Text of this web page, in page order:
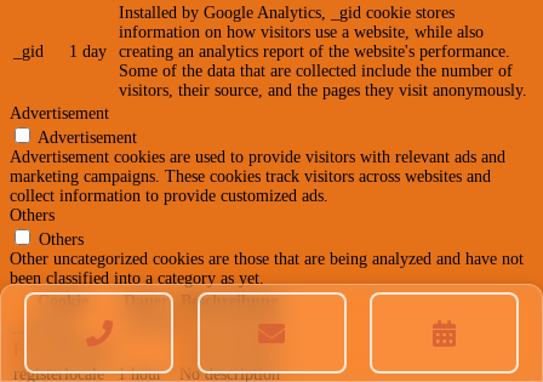
_gid 1 day
Installed by Google Analytics, _gid cookie stores
information on how visitors use a website, while also
creating an analytics report of the website's performance.
Some of the data that are collected include the number of
visitors, their source, and the pages they visit anonymously.
Advertisement
Advertisement
Advertisement cookies are used to provide visitors with relevant ads and
marketing campaigns. These cookies track visitors across websites and
collect information to provide customized ads.
Others
Others
Other uncategorized cookies are those that are being analyzed and have not
been classified into a category as yet.
Cookie
Dauer
Beschreibung
No description
PE_SESSION
registerlocale
1 hour No description